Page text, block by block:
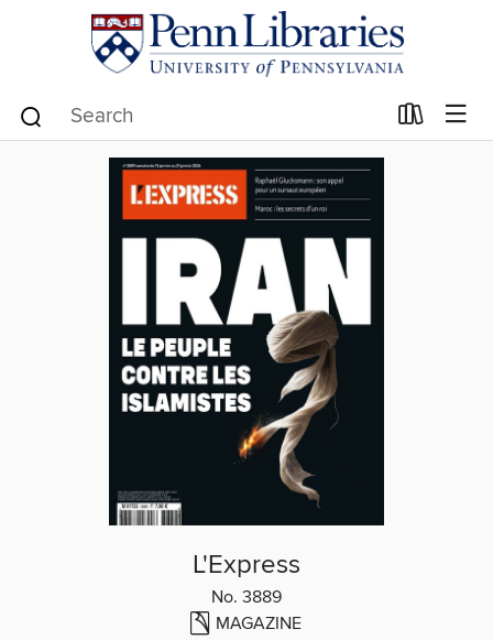
L'Express
No. 3889
MAGAZINE